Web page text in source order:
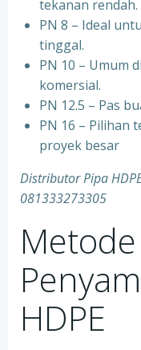
tekanan rendah.
PN 8 – Ideal
tinggal.
PN 10 – Umum
komersial.
PN 12.5 – Pas
PN 16 – Pilihan
proyek besar
Distributor Pipa
081333273305
Metode
HDPE